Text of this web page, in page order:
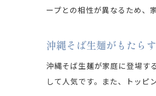
ープとの相性が異なるため、
沖縄そば生麺がもたら
沖縄そば生麺が家庭に登場す
して人気です。また、トッピ